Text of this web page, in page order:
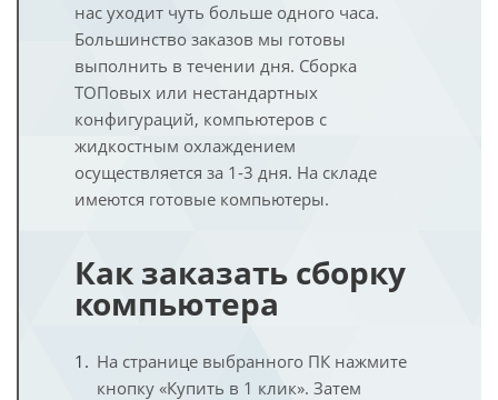
нас уходит чуть больше одного часа.
Большинство заказов мы готовы
выполнить в течении дня. Сборка
ТОПовых или нестандартных
конфигураций, компьютеров с
жидкостным охлаждением
осуществляется за 1-3 дня. На складе
имеются готовые компьютеры.
Как заказать сборку
компьютера
На странице выбранного ПК нажмите
кнопку «Купить в 1 клик». Затем